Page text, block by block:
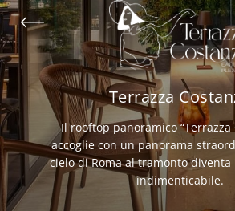
Terrazza
Il rooftop panoramico “Terrazza
accoglie con un panorama
cielo di Roma al tramonto diventa
indimenticabile.